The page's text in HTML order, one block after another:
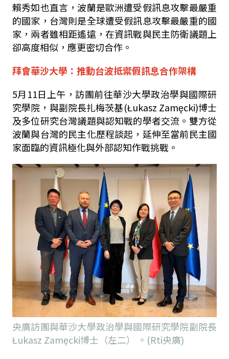
賴秀如也直言，波蘭是歐洲遭受假訊息攻擊最嚴重
的國家，台灣則是全球遭受假訊息攻擊最嚴重的國
家，兩者雖相距遙遠，在資訊戰與民主防衛議題上
卻高度相似，應更密切合作。
拜會華沙大學：推動台波抵禦假訊息合作架構
5月 11日上午，訪團前往華沙大學政治學與國際研
究學院，與副院長扎梅茨基(Łukasz Zamęcki)博士
及多位研究台灣議題與認知戰的學者交流。雙方從
波蘭與台灣的民主化歷程談起，延伸至當前民主國
家面臨的資訊極化與外部認知作戰挑戰。
央廣訪團與華沙大學政治學與國際研究學院副院長
Łukasz Zamęcki博士（左二） 。(Rti央廣)